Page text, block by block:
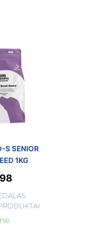
S SENIOR
1KG